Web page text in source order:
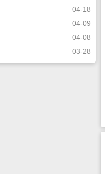
04-18
04-09
04-08
03-28